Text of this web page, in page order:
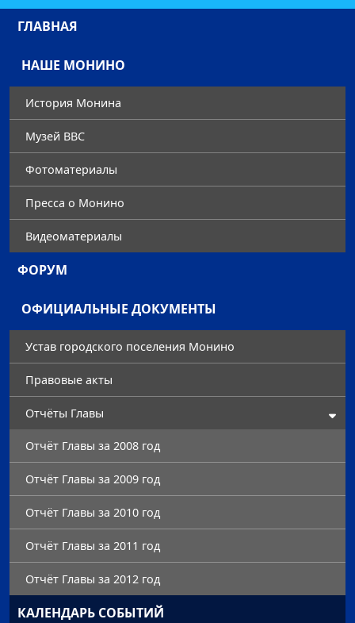
ГЛАВНАЯ
НАШЕ МОНИНО
История Монина
Музей ВВС
Фотоматериалы
Преccа о Монино
Видеоматериалы
ФОРУМ
ОФИЦИАЛЬНЫЕ ДОКУМЕНТЫ
Устав городского поселения Монино
Правовые акты
Отчёты Главы
Отчёт Главы за 2008 год
Отчёт Главы за 2009 год
Отчёт Главы за 2010 год
Отчёт Главы за 2011 год
Отчёт Главы за 2012 год
КАЛЕНДАРЬ СОБЫТИЙ